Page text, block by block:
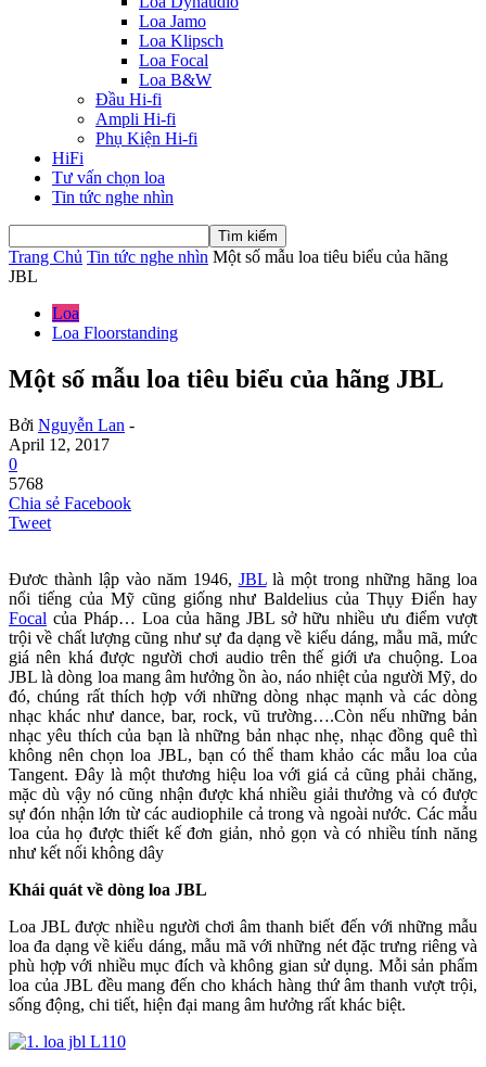
Loa Jamo
Loa Klipsch
Loa Focal
Loa B&W
Đầu Hi-fi
Ampli Hi-fi
Phụ Kiện Hi-fi
HiFi
Tư vấn chọn loa
Tin tức nghe nhìn
Trang Chủ Tin tức nghe nhìn Một số mẫu loa tiêu biểu của hãng
JBL
Loa
Loa Floorstanding
Một số mẫu loa tiêu biểu của hãng JBL
Bởi Nguyễn Lan -
April 12, 2017
0
5768
Chia sẻ Facebook
Tweet
Đươc thành lập vào năm 1946, JBLlà một trong những hãng loa
nổi tiếng của Mỹ cũng giống như Baldelius của Thụy Điển hay
Focal của Pháp… Loa của hãng JBL sở hữu nhiều ưu điểm vượt
trội về chất lượng cũng như sự đa dạng về kiểu dáng, mẫu mã, mức
giá nên khá được người chơi audio trên thế giới ưa chuộng. Loa
JBL là dòng loa mang âm hưởng ồn ào, náo nhiệt của người Mỹ, do
đó, chúng rất thích hợp với những dòng nhạc mạnh và các dòng
nhạc khác như dance, bar, rock, vũ trường….Còn nếu những bản
nhạc yêu thích của bạn là những bản nhạc nhẹ, nhạc đồng quê thì
không nên chọn loa JBL, bạn có thể tham khảo các mẫu loa của
Tangent. Đây là một thương hiệu loa với giá cả cũng phải chăng,
mặc dù vậy nó cũng nhận được khá nhiều giải thưởng và có được
sự đón nhận lớn từ các audiophile cả trong và ngoài nước. Các mẫu
loa của họ được thiết kế đơn giản, nhỏ gọn và có nhiều tính năng
như kết nối không dây
Khái quát về dòng loa JBL
Loa JBL được nhiều người chơi âm thanh biết đến với những mẫu
loa đa dạng về kiểu dáng, mẫu mã với những nét đặc trưng riêng và
phù hợp với nhiều mục đích và không gian sử dụng. Mỗi sản phẩm
loa của JBL đều mang đến cho khách hàng thứ âm thanh vượt trội,
sống động, chi tiết, hiện đại mang âm hưởng rất khác biệt.